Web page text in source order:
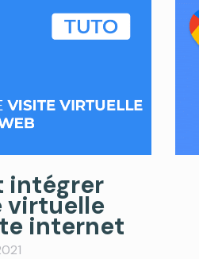
intégrer
virtuelle
internet